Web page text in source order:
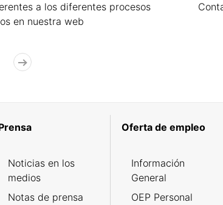
a los diferentes procesos
en nuestra web
Noticias en los
medios
Notas de prensa
Oferta de empleo
Información
General
OEP Personal